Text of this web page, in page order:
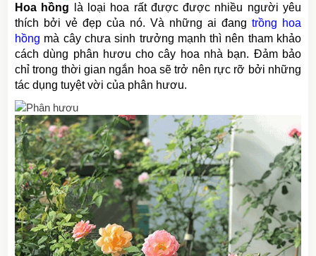
Hoa hồng là loại hoa rất được được nhiều người yêu
thích bởi vẻ đẹp của nó. Và những ai đang trồng hoa
hồng mà cây chưa sinh trưởng mạnh thì nên tham khảo
cách dùng phân hươu cho cây hoa nhà bạn. Đảm bảo
chỉ trong thời gian ngắn hoa sẽ trở nên rực rỡ bởi những
tác dụng tuyệt vời của phân hươu.